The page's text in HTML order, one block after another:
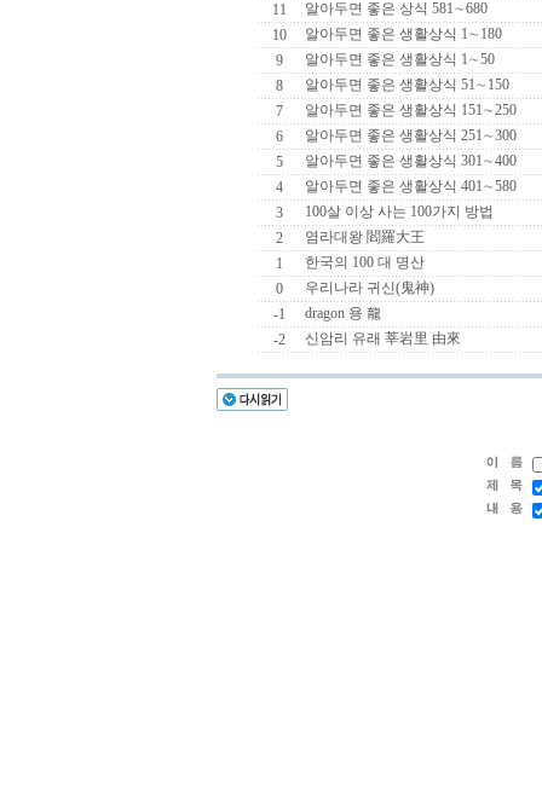
11
알아두면 좋은 상식 581∼680
10
알아두면 좋은 생활상식 1∼180
9
알아두면 좋은 생활상식 1∼50
8
알아두면 좋은 생활상식 51∼150
7
알아두면 좋은 생활상식 151∼250
6
알아두면 좋은 생활상식 251∼300
5
알아두면 좋은 생활상식 301∼400
4
알아두면 좋은 생활상식 401∼580
3
100살 이상 사는 100가지 방법
2
염라대왕 閻羅大王
1
한국의 100 대 명산
0
우리나라 귀신(鬼神)
-1
dragon 용 龍
-2
신암리 유래 莘岩里 由來